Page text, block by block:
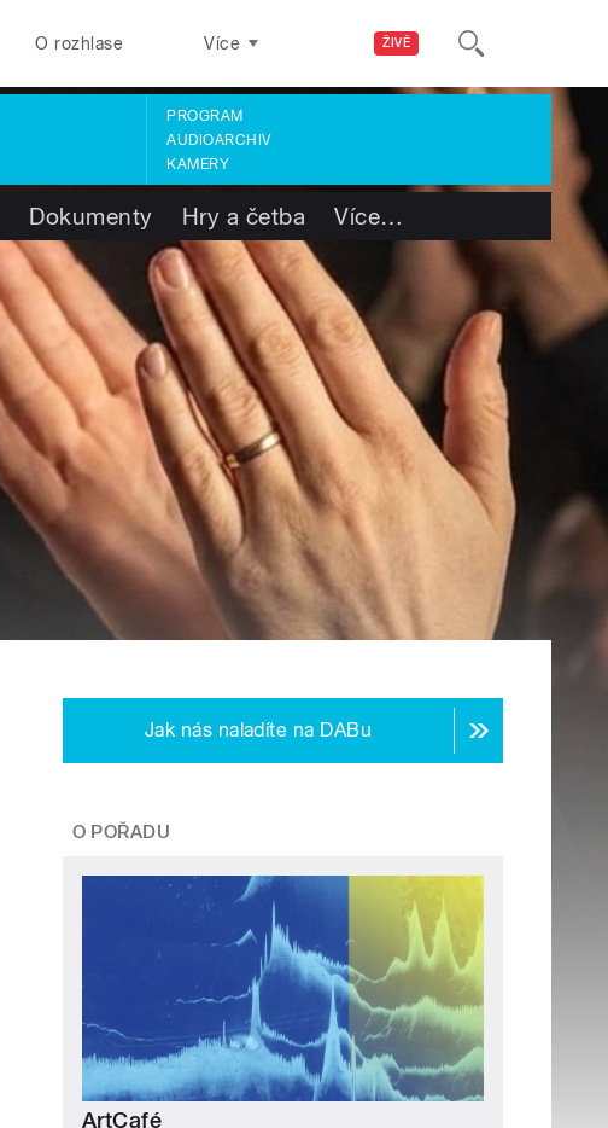
ŽIVĚ
O rozhlase Více
PROGRAM
AUDIOARCHIV
KAMERY
Dokumenty Hry a četba Více…
Jak nás naladíte na DABu
O POŘADU
ArtCafé